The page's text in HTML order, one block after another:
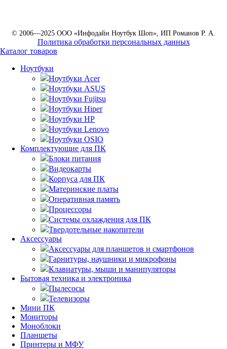
© 2006—2025 ООО «Инфодайн Ноутбук Шоп», ИП Романов Р. А.
Политика обработки персональных данных
Каталог товаров
Ноутбуки
Ноутбуки Acer
Ноутбуки ASUS
Ноутбуки Fujitsu
Ноутбуки Hiper
Ноутбуки HP
Ноутбуки Lenovo
Ноутбуки OSIO
Комплектующие для ПК
Блоки питания
Видеокарты
Корпуса для ПК
Материнские платы
Оперативная память
Процессоры
Системы охлаждения для ПК
Твердотельные накопители
Аксессуары
Аксессуары для планшетов и смартфонов
Гарнитуры, наушники и микрофоны
Клавиатуры, мыши и манипуляторы
Бытовая техника и электроника
Пылесосы
Телевизоры
Мини ПК
Мониторы
Моноблоки
Планшеты
Принтеры и МФУ